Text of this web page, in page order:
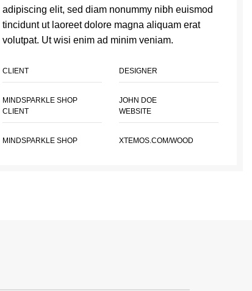
adipiscing elit, sed diam nonummy nibh euismod
tincidunt ut laoreet dolore magna aliquam erat
volutpat. Ut wisi enim ad minim veniam.
CLIENT
MINDSPARKLE SHOP
DESIGNER
JOHN DOE
CLIENT
MINDSPARKLE SHOP
WEBSITE
XTEMOS.COM/WOOD